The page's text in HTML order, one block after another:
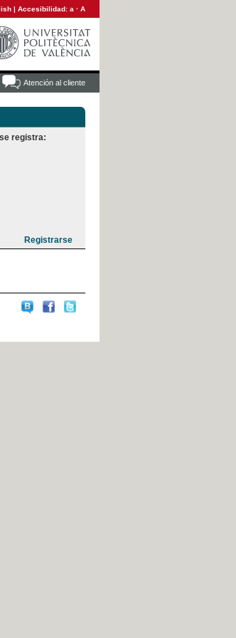
| Accesibilidad: a · A
Atención al cliente
registra: